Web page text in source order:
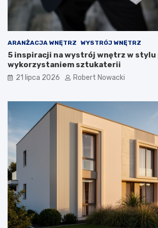
w
i
z
a
n
i
ARANŻACJA WNĘTRZ WYSTRÓJ WNĘTRZ
5 inspiracji na wystrój wnętrz w stylu
wykorzystaniem sztukaterii
21 lipca 2026 Robert Nowacki